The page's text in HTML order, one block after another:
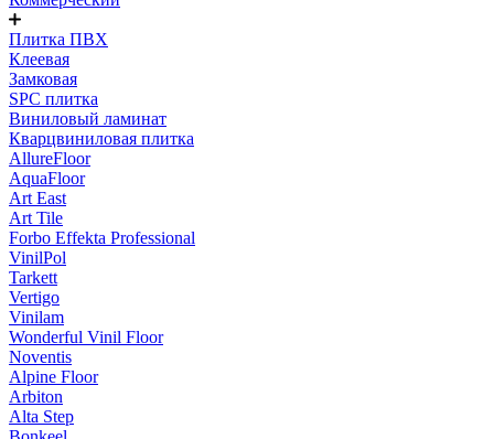
Плитка ПВХ
Клеевая
Замковая
SPC плитка
Виниловый ламинат
Кварцвиниловая плитка
AllureFloor
AquaFloor
Art East
Art Tile
Forbo Effekta Professional
VinilPol
Tarkett
Vertigo
Vinilam
Wonderful Vinil Floor
Noventis
Alpine Floor
Arbiton
Alta Step